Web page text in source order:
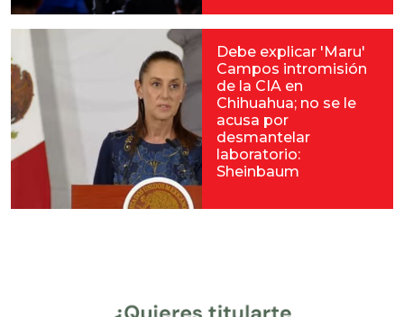
Debe explicar 'Maru'
Campos intromisión
de la CIA en
Chihuahua; no se le
acusa por
desmantelar
laboratorio:
Sheinbaum